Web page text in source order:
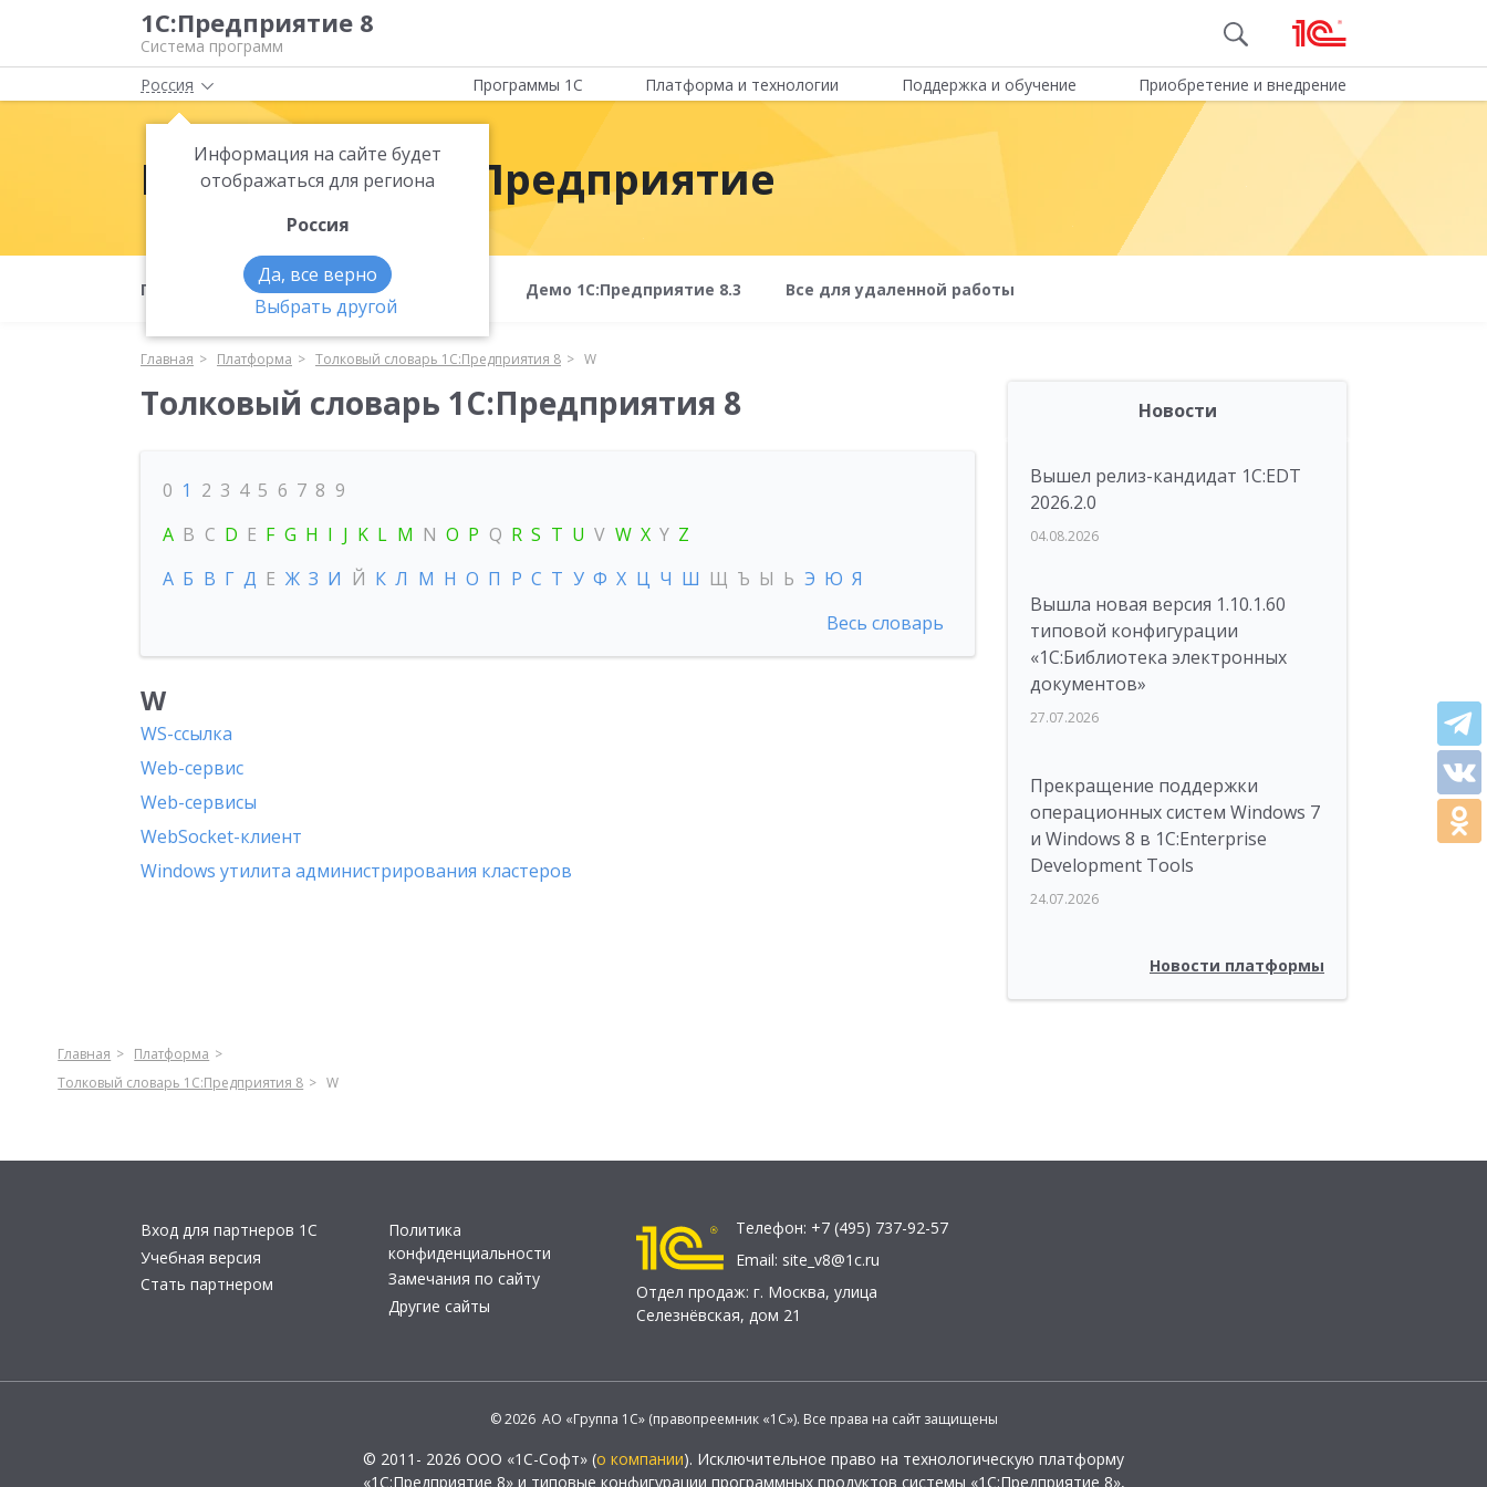
1С:Предприятие 8
Система программ
Россия
Информация на сайте будет
отображаться для региона
Россия
Да, все верно
Выбрать другой
Программы 1С Платформа и технологии Поддержка и обучение Приобретение и внедрение
Платформа 1С:Предприятие
Полезные материалы Что нового Демо 1С:Предприятие 8.3 Все для удаленной работы
Главная Платформа Толковый словарь 1С:Предприятия 8 W
Толковый словарь 1С:Предприятия 8
0 1 2 3 4 5 6 7 8 9
A B C D E F G H I J K L M N O P Q R S T U V W X Y Z
А Б В Г Д Е Ж З И Й К Л М Н О П Р С Т У Ф Х Ц Ч Ш Щ Ъ Ы Ь Э Ю Я
Весь словарь
W
WS-ссылка
Web-сервис
Web-сервисы
WebSocket-клиент
Windows утилита администрирования кластеров
Новости
Вышел релиз-кандидат 1C:EDT
2026.2.0
04.08.2026
Вышла новая версия 1.10.1.60
типовой конфигурации
«1С:Библиотека электронных
документов»
27.07.2026
Прекращение поддержки
операционных систем Windows 7
и Windows 8 в 1C:Enterprise
Development Tools
24.07.2026
Новости платформы
Главная
Платформа
Толковый словарь 1С:Предприятия 8
W
Вход для партнеров 1С
Учебная версия
Стать партнером
Политика
конфиденциальности
Замечания по сайту
Другие сайты
Телефон: +7 (495) 737-92-57
Email: site_v8@1c.ru
Отдел продаж: г. Москва, улица
Селезнёвская, дом 21
© 2026 АО «Группа 1С» (правопреемник «1С»). Все права на сайт защищены
© 2011- 2026 ООО «1С-Софт» (о компании). Исключительное право на технологическую платформу
«1С:Предприятие 8» и типовые конфигурации программных продуктов системы «1С:Предприятие 8»,